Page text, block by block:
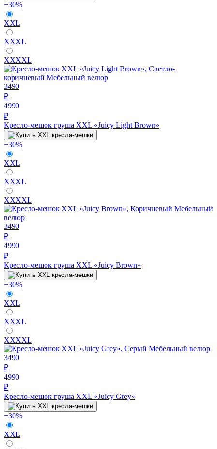
−30%
XXL
XXXL
XXXXL
3490
₽
4990
₽
Кресло-мешок груша XXL «Juicy Light Brown»
−30%
XXL
XXXL
XXXXL
3490
₽
4990
₽
Кресло-мешок груша XXL «Juicy Brown»
−30%
XXL
XXXL
XXXXL
3490
₽
4990
₽
Кресло-мешок груша XXL «Juicy Grey»
−30%
XXL